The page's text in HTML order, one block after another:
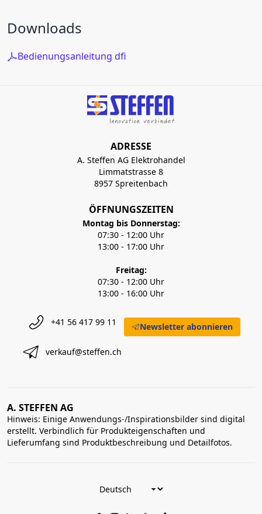
Downloads
Bedienungsanleitung dfi
ADRESSE
A. Steffen AG Elektrohandel
Limmatstrasse 8
8957 Spreitenbach
ÖFFNUNGSZEITEN
Montag bis Donnerstag:
07:30 - 12:00 Uhr
13:00 - 17:00 Uhr
Freitag:
07:30 - 12:00 Uhr
13:00 - 16:00 Uhr
+41 56 417 99 11
verkauf@steffen.ch
Newsletter abonnieren
A. STEFFEN AG
Hinweis: Einige Anwendungs-/Inspirationsbilder sind digital
erstellt. Verbindlich für Produkteigenschaften und
Lieferumfang sind Produktbeschreibung und Detailfotos.